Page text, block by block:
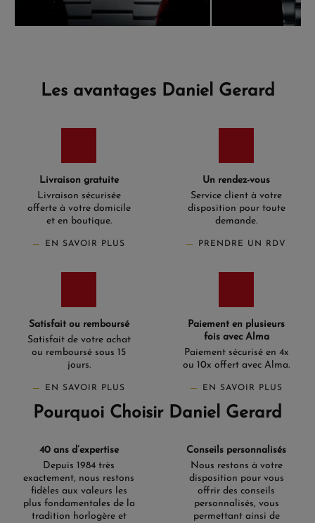
Les avantages Daniel Gerard
Livraison gratuite
Livraison sécurisée
offerte à votre domicile
et en boutique.
EN SAVOIR PLUS
Un rendez-vous
Service client à votre
disposition pour toute
demande.
PRENDRE UN RDV
Satisfait ou remboursé
Satisfait de votre achat
ou remboursé sous 15
jours.
EN SAVOIR PLUS
Paiement en plusieurs
fois avec Alma
Paiement sécurisé en 4x
ou 10x offert avec Alma.
EN SAVOIR PLUS
Pourquoi Choisir Daniel Gerard
40 ans d’expertise
Depuis 1984 très
exactement, nous restons
fidèles aux valeurs les
plus fondamentales de la
tradition horlogère et
Conseils personnalisés
Nous restons à votre
disposition pour vous
offrir des conseils
personnalisés, vous
permettant ainsi de